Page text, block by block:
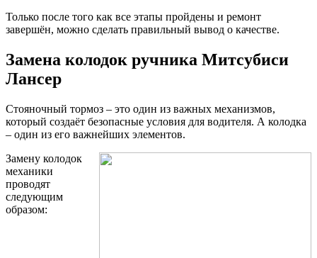
Только после того как все этапы пройдены и ремонт
завершён, можно сделать правильный вывод о качестве.
Замена колодок ручника Митсубиси
Лансер
Стояночный тормоз – это один из важных механизмов,
который создаёт безопасные условия для водителя. А колодка
– один из его важнейших элементов.
Замену колодок
механики
проводят
следующим
образом: